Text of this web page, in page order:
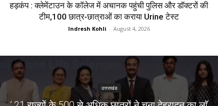
हड़कंप : क्लेमेंटाउन के कॉलेज में अचानक पहुंची पुलिस और डॉक्टरों की
टीम,100 छात्र-छात्राओं का कराया Urine टेस्ट
Indresh Kohli - August 4, 2026
उत्तराखंड